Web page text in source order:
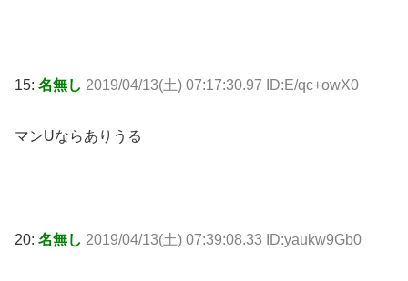
15: 名無し 2019/04/13(土) 07:17:30.97 ID:E/qc+owX0
マンUならありうる
20: 名無し 2019/04/13(土) 07:39:08.33 ID:yaukw9Gb0